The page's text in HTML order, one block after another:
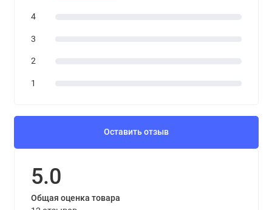
4
3
2
1
Оставить отзыв
5.0
Общая оценка товара